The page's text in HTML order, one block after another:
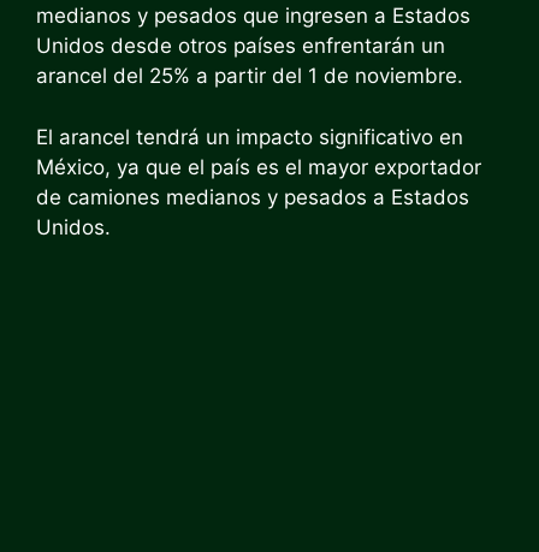
medianos y pesados ​​que ingresen a Estados
Unidos desde otros países enfrentarán un
arancel del 25% a partir del 1 de noviembre.
El arancel tendrá un impacto significativo en
México, ya que el país es el mayor exportador
de camiones medianos y pesados ​​a Estados
Unidos.